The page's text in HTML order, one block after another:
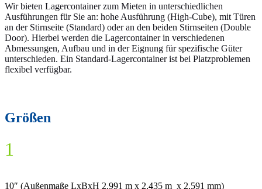
Wir bieten Lagercontainer zum Mieten in unterschiedlichen
Ausführungen für Sie an: hohe Ausführung (High-Cube), mit Türen
an der Stirnseite (Standard) oder an den beiden Stirnseiten (Double
Door). Hierbei werden die Lagercontainer in verschiedenen
Abmessungen, Aufbau und in der Eignung für spezifische Güter
unterschieden. Ein Standard-Lagercontainer ist bei Platzproblemen
flexibel verfügbar.
Größen
1
10″ (Außenmaße LxBxH 2,991 m x 2,435 m x 2,591 mm)